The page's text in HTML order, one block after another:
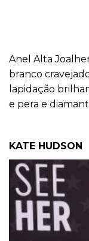
Anel Alta
branco
lapidação
e pera e
KATE HUDSON